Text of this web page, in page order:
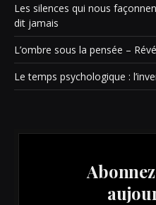
Les silences qui nous
dit jamais
L’ombre sous la pensée –
Le temps psychologique :